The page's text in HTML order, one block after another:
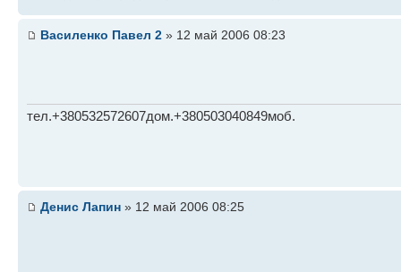
Василенко Павел 2 » 12 май 2006 08:23
тел.+380532572607дом.+380503040849моб.
Денис Лапин » 12 май 2006 08:25